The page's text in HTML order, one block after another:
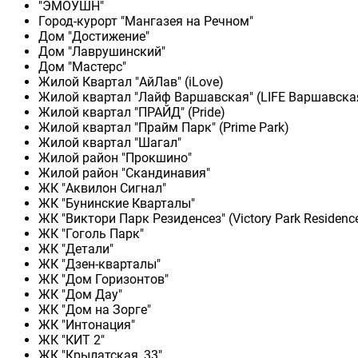
"ЭМОУШН"
Город-курорт "Мангазея на Речном"
Дом "Достижение"
Дом "Лаврушинский"
Дом "Мастерс"
Жилой Квартал "АйЛав" (iLove)
Жилой квартал "Лайф Варшавская" (LIFE
Жилой квартал "ПРАЙД" (Pride)
Жилой квартал "Прайм Парк" (Prime Park)
Жилой квартал "Шагал"
Жилой район "Прокшино"
Жилой район "Скандинавия"
ЖК "Аквилон Сигнал"
ЖК "Бунинские Кварталы"
ЖК "Виктори Парк Резиденсез" (Victory Park
ЖК "Гоголь Парк"
ЖК "Детали"
ЖК "Дзен-кварталы"
ЖК "Дом Горизонтов"
ЖК "Дом Дау"
ЖК "Дом на Зорге"
ЖК "Интонация"
ЖК "КИТ 2"